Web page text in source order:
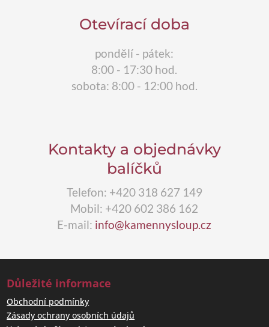
Otevírací doba
pondělí - pátek:
8:00 - 17:30 hod.
sobota: 8:00 - 12:00 hod.
Kontakty a objednávky
balíčků
Telefon: +420 318 627 149
Mobil: +420 602 386 162
E-mail: info@kamennysloup.cz
Důležité informace
Obchodní podmínky
Zásady ochrany osobních údajů